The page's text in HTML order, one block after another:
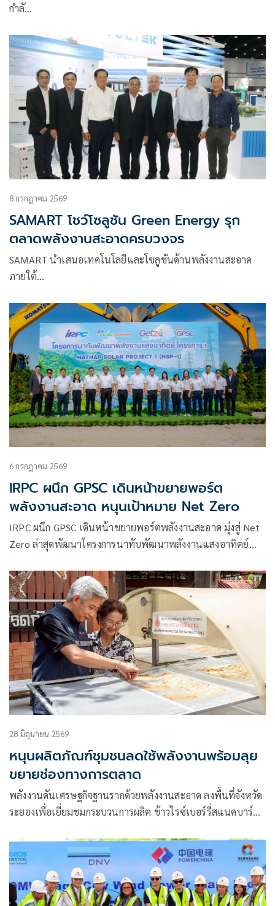
กำลั…
8 กรกฎาคม 2569
SAMART โชว์โซลูชัน Green Energy รุก
ตลาดพลังงานสะอาดครบวงจร
SAMART นำเสนอเทคโนโลยีและโซลูชันด้านพลังงานสะอาด
ภายใต้…
6 กรกฎาคม 2569
IRPC ผนึก GPSC เดินหน้าขยายพอร์ต
พลังงานสะอาด หนุนเป้าหมาย Net Zero
IRPC ผนึก GPSC เดินหน้าขยายพอร์ตพลังงานสะอาด มุ่งสู่ Net
Zero ล่าสุดพัฒนาโครงการนาทับพัฒนาพลังงานแสงอาทิตย์
28 มิถุนายน 2569
หนุนผลิตภัณฑ์ชุมชนลดใช้พลังงานพร้อมลุย
ขยายช่องทางการตลาด
พลังงานดันเศรษฐกิจฐานรากด้วยพลังงานสะอาด ลงพื้นที่จังหวัด
ระยองเพื่อเยี่ยมชมกระบวนการผลิต ข้าวไรซ์เบอร์รี่สแนคบาร์
มาตรฐาน ผลิตภัณฑ์ชุมชน ลดใช้พลังงาน พร้อมดึงเข้าร่วม
แคมเปญ “กินพี่ แล้วหมีหนาว” เพื่อยกระดับคุณภาพสินค้า
ขยายช่องทางการตลาด